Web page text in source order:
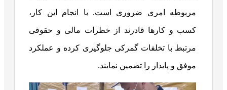
مربوطه امری ضروری است. با انجام این کار،
کسب و کارها قادرند از خطرات مالی و حقوقی
مرتبط با تخلفات گمرکی جلوگیری کرده و عملکرد
موفق و پایدار را تضمین نمایند.